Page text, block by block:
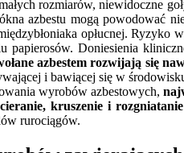
rozmiarów, niewidoczne
azbestu mogą powodować
opłucnej. Ryzyko
papierosów. Doniesienia
azbestem rozwijają się
i bawiącej się w
wyrobów azbestowych,
kruszenie i
rurociągów.